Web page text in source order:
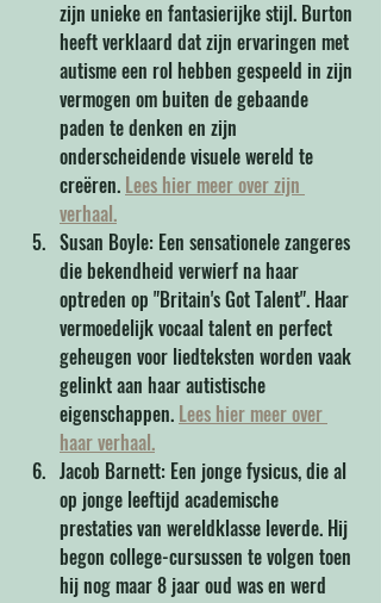
zijn unieke en fantasierijke stijl. Burton
heeft verklaard dat zijn ervaringen met
autisme een rol hebben gespeeld in zijn
vermogen om buiten de gebaande
paden te denken en zijn
onderscheidende visuele wereld te
creëren. Lees hier meer over zijn
verhaal.
Susan Boyle: Een sensationele zangeres
die bekendheid verwierf na haar
optreden op "Britain's Got Talent". Haar
vermoedelijk vocaal talent en perfect
geheugen voor liedteksten worden vaak
gelinkt aan haar autistische
eigenschappen. Lees hier meer over
haar verhaal.
Jacob Barnett: Een jonge fysicus, die al
op jonge leeftijd academische
prestaties van wereldklasse leverde. Hij
begon college-cursussen te volgen toen
hij nog maar 8 jaar oud was en werd